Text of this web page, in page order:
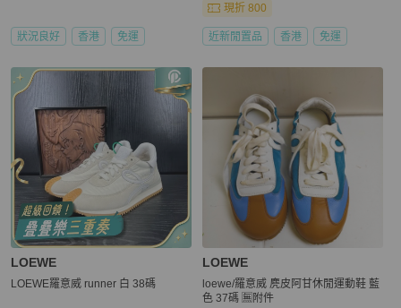
狀況良好 香港 免運
現折 800
近新閒置品 香港 免運
LOEWE
LOEWE羅意威 runner 白 38碼
LOEWE
loewe/羅意威 麂皮阿甘休閒運動鞋 藍
色 37碼 🈚附件